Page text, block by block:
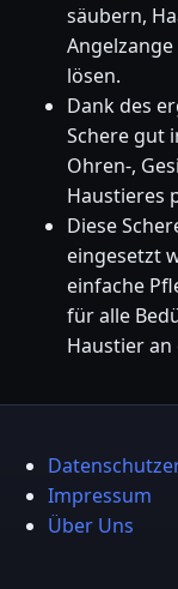
säubern,
lösen.
Dank des
Schere gut
Ohren-,
Haustieres
Diese
eingesetzt
einfache
für alle
Haustier an
Impressum
Über Uns